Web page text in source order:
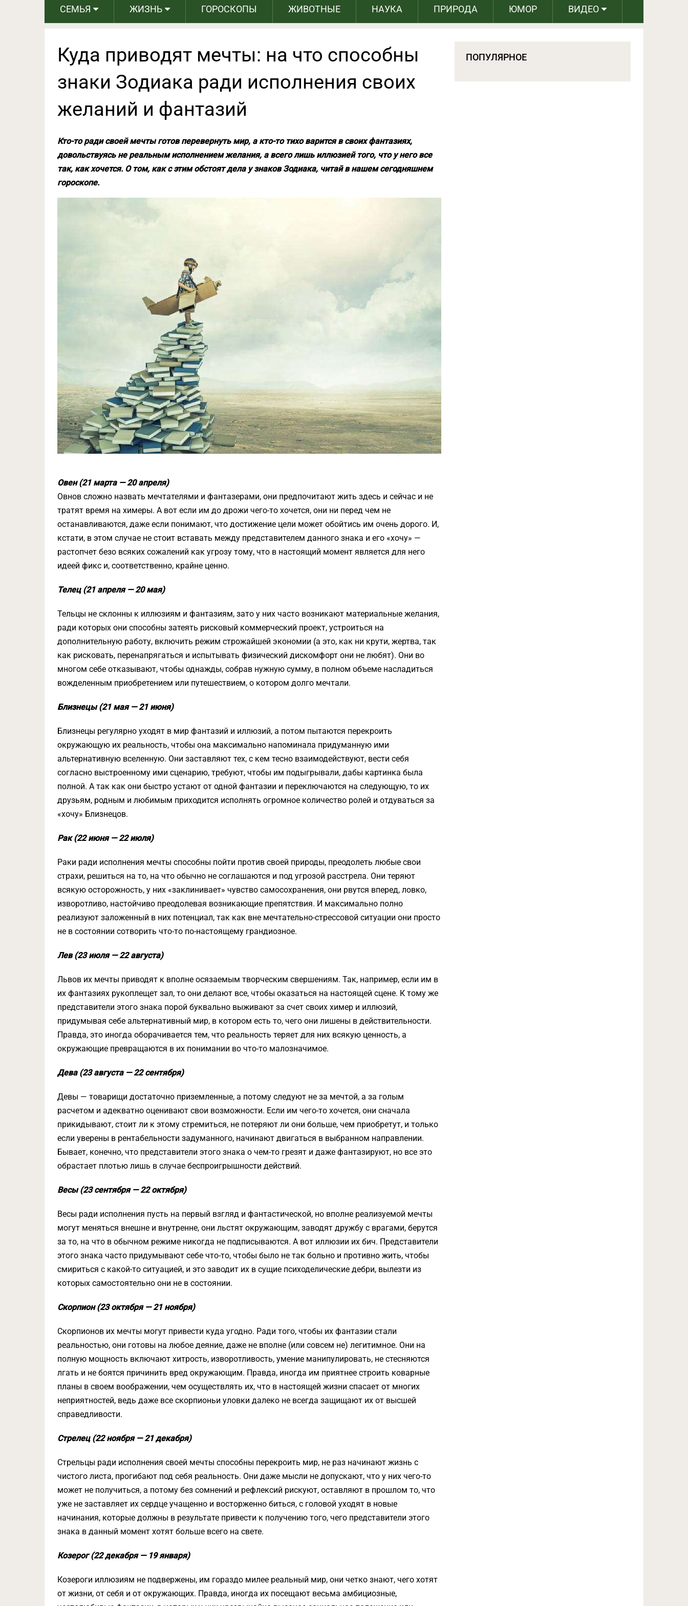
СЕМЬЯ ЖИЗНЬ ГОРОСКОПЫ ЖИВОТНЫЕ НАУКА ПРИРОДА ЮМОР ВИДЕО
Куда приводят мечты: на что способны
знаки Зодиака ради исполнения своих
желаний и фантазий
Кто-то ради своей мечты готов перевернуть мир, а кто-то тихо варится в своих фантазиях,
довольствуясь не реальным исполнением желания, а всего лишь иллюзией того, что у него все
так, как хочется. О том, как с этим обстоят дела у знаков Зодиака, читай в нашем сегодняшнем
гороскопе.
Овен (21 марта — 20 апреля)
Овнов сложно назвать мечтателями и фантазерами, они предпочитают жить здесь и сейчас и не
тратят время на химеры. А вот если им до дрожи чего-то хочется, они ни перед чем не
останавливаются, даже если понимают, что достижение цели может обойтись им очень дорого. И,
кстати, в этом случае не стоит вставать между представителем данного знака и его «хочу» —
растопчет безо всяких сожалений как угрозу тому, что в настоящий момент является для него
идеей фикс и, соответственно, крайне ценно.
Телец (21 апреля — 20 мая)
Тельцы не склонны к иллюзиям и фантазиям, зато у них часто возникают материальные желания,
ради которых они способны затеять рисковый коммерческий проект, устроиться на
дополнительную работу, включить режим строжайшей экономии (а это, как ни крути, жертва, так
как рисковать, перенапрягаться и испытывать физический дискомфорт они не любят). Они во
многом себе отказывают, чтобы однажды, собрав нужную сумму, в полном объеме насладиться
вожделенным приобретением или путешествием, о котором долго мечтали.
Близнецы (21 мая — 21 июня)
Близнецы регулярно уходят в мир фантазий и иллюзий, а потом пытаются перекроить
окружающую их реальность, чтобы она максимально напоминала придуманную ими
альтернативную вселенную. Они заставляют тех, с кем тесно взаимодействуют, вести себя
согласно выстроенному ими сценарию, требуют, чтобы им подыгрывали, дабы картинка была
полной. А так как они быстро устают от одной фантазии и переключаются на следующую, то их
друзьям, родным и любимым приходится исполнять огромное количество ролей и отдуваться за
«хочу» Близнецов.
Рак (22 июня — 22 июля)
Раки ради исполнения мечты способны пойти против своей природы, преодолеть любые свои
страхи, решиться на то, на что обычно не соглашаются и под угрозой расстрела. Они теряют
всякую осторожность, у них «заклинивает» чувство самосохранения, они рвутся вперед, ловко,
изворотливо, настойчиво преодолевая возникающие препятствия. И максимально полно
реализуют заложенный в них потенциал, так как вне мечтательно-стрессовой ситуации они просто
не в состоянии сотворить что-то по-настоящему грандиозное.
Лев (23 июля — 22 августа)
Львов их мечты приводят к вполне осязаемым творческим свершениям. Так, например, если им в
их фантазиях рукоплещет зал, то они делают все, чтобы оказаться на настоящей сцене. К тому же
представители этого знака порой буквально выживают за счет своих химер и иллюзий,
придумывая себе альтернативный мир, в котором есть то, чего они лишены в действительности.
Правда, это иногда оборачивается тем, что реальность теряет для них всякую ценность, а
окружающие превращаются в их понимании во что-то малозначимое.
Дева (23 августа — 22 сентября)
Девы — товарищи достаточно приземленные, а потому следуют не за мечтой, а за голым
расчетом и адекватно оценивают свои возможности. Если им чего-то хочется, они сначала
прикидывают, стоит ли к этому стремиться, не потеряют ли они больше, чем приобретут, и только
если уверены в рентабельности задуманного, начинают двигаться в выбранном направлении.
Бывает, конечно, что представители этого знака о чем-то грезят и даже фантазируют, но все это
обрастает плотью лишь в случае беспроигрышности действий.
Весы (23 сентября — 22 октября)
Весы ради исполнения пусть на первый взгляд и фантастической, но вполне реализуемой мечты
могут меняться внешне и внутренне, они льстят окружающим, заводят дружбу с врагами, берутся
за то, на что в обычном режиме никогда не подписываются. А вот иллюзии их бич. Представители
этого знака часто придумывают себе что-то, чтобы было не так больно и противно жить, чтобы
смириться с какой-то ситуацией, и это заводит их в сущие психоделические дебри, вылезти из
которых самостоятельно они не в состоянии.
Скорпион (23 октября — 21 ноября)
Скорпионов их мечты могут привести куда угодно. Ради того, чтобы их фантазии стали
реальностью, они готовы на любое деяние, даже не вполне (или совсем не) легитимное. Они на
полную мощность включают хитрость, изворотливость, умение манипулировать, не стесняются
лгать и не боятся причинить вред окружающим. Правда, иногда им приятнее строить коварные
планы в своем воображении, чем осуществлять их, что в настоящей жизни спасает от многих
неприятностей, ведь даже все скорпионьи уловки далеко не всегда защищают их от высшей
справедливости.
Стрелец (22 ноября — 21 декабря)
Стрельцы ради исполнения своей мечты способны перекроить мир, не раз начинают жизнь с
чистого листа, прогибают под себя реальность. Они даже мысли не допускают, что у них чего-то
может не получиться, а потому без сомнений и рефлексий рискуют, оставляют в прошлом то, что
уже не заставляет их сердце учащенно и восторженно биться, с головой уходят в новые
начинания, которые должны в результате привести к получению того, чего представители этого
знака в данный момент хотят больше всего на свете.
Козерог (22 декабря — 19 января)
Козероги иллюзиям не подвержены, им гораздо милее реальный мир, они четко знают, чего хотят
от жизни, от себя и от окружающих. Правда, иногда их посещают весьма амбициозные,
ПОПУЛЯРНОЕ